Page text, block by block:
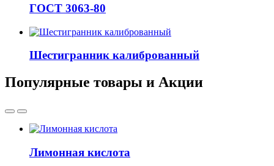
ГОСТ 3063-80
Шестигранник калиброванный
Популярные товары и Акции
Лимонная кислота